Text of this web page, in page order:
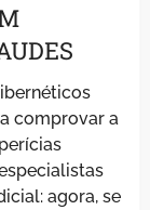
comprovar a
agora, se